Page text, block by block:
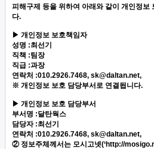
피해구제 등을 위하여 아래와 같이 개인정보
다.
▶ 개인정보 보호책임자
성명 :최선기
직책 :팀장
직급 :과장
연락처 :010.2926.7468, sk@daltan.net,
※ 개인정보 보호 담당부서로 연결됩니다.
▶ 개인정보 보호 담당부서
부서명 :달탄웍스
담당자 :최선기
연락처 :010.2926.7468, sk@daltan.net,
② 정보주체께서는 모시고넷(‘http://